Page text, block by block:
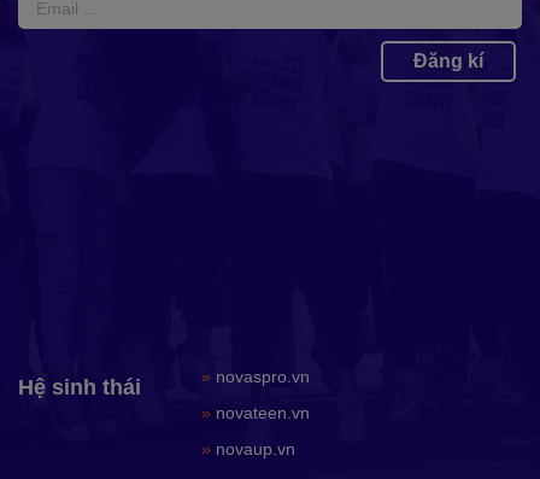
Đăng kí
Hệ sinh thái » novaspro.vn
» novateen.vn
» novaup.vn